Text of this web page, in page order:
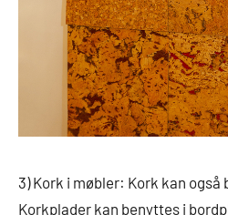
3) Kork i møbler: Kork kan også
Korkplader kan benyttes i